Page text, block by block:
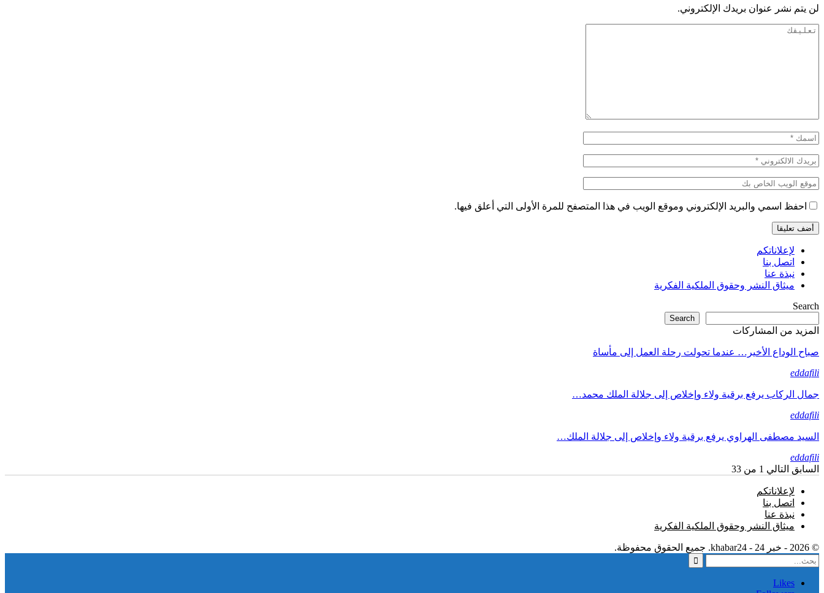
لن يتم نشر عنوان بريدك الإلكتروني.
احفظ اسمي والبريد الإلكتروني وموقع الويب في هذا المتصفح للمرة الأولى التي أعلق فيها.
لإعلاناتكم
اتصل بنا
نبذة عنا
ميثاق النشر وحقوق الملكية الفكرية
Search
Search
المزيد من المشاركات
صباح الوداع الأخير… عندما تحولت رحلة العمل إلى مأساة
eddafili
جمال الركاب يرفع برقية ولاء وإخلاص إلى جلالة الملك محمد…
eddafili
السيد مصطفى الهراوي يرفع برقية ولاء وإخلاص إلى جلالة الملك…
eddafili
السابق التالي 1 من 33
لإعلاناتكم
اتصل بنا
نبذة عنا
ميثاق النشر وحقوق الملكية الفكرية
© 2026 - خبر 24 - khabar24. جميع الحقوق محفوظة.
Likes